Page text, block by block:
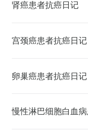
肾癌患者抗癌日记
宫颈癌患者抗癌日记
卵巢癌患者抗癌日记
慢性淋巴细胞⽩⾎